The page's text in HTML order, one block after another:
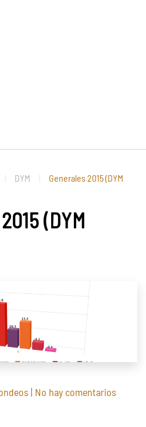
DYM
Generales 2015 (DYM
(DYM
| No hay comentarios